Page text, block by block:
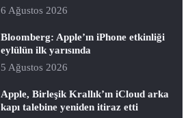
6 Ağustos 2026
Bloomberg: Apple’ın iPhone etkinliği
eylülün ilk yarısında
5 Ağustos 2026
Apple, Birleşik Krallık’ın iCloud arka
kapı talebine yeniden itiraz etti